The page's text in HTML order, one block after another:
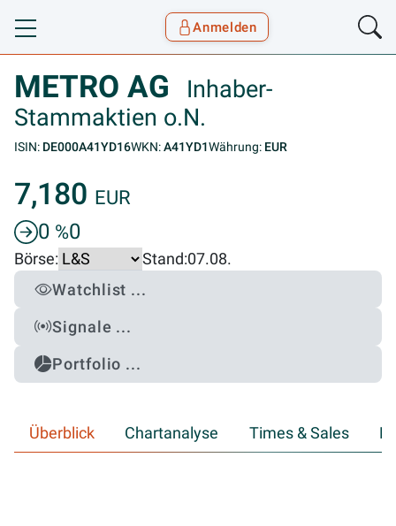
Toggle navigation
Anmelden
METRO AG
Inhaber-
Stammaktien o.N.
ISIN: DE000A41YD16WKN:A41YD1Währung: EUR
7,180 EUR
0 %0
Börse: Stand:07.08.
Watchlist ...
Signale ...
Portfolio ...
Überblick Chartanalyse Times & Sales